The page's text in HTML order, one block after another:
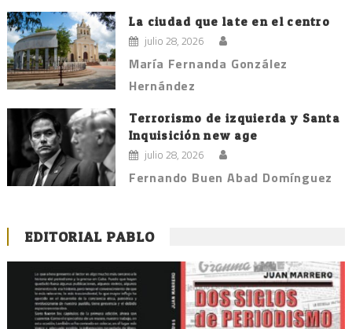
La ciudad que late en el centro
julio 28, 2026
María Fernanda González
Hernández
Terrorismo de izquierda y Santa
Inquisición new age
julio 28, 2026
Fernando Buen Abad Domínguez
EDITORIAL PABLO